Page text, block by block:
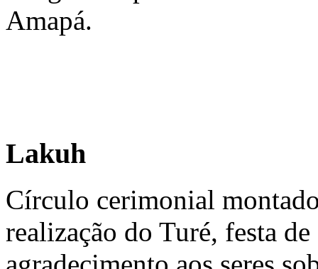
Amapá.
Lakuh
Círculo cerimonial
realização do Turé, festa de